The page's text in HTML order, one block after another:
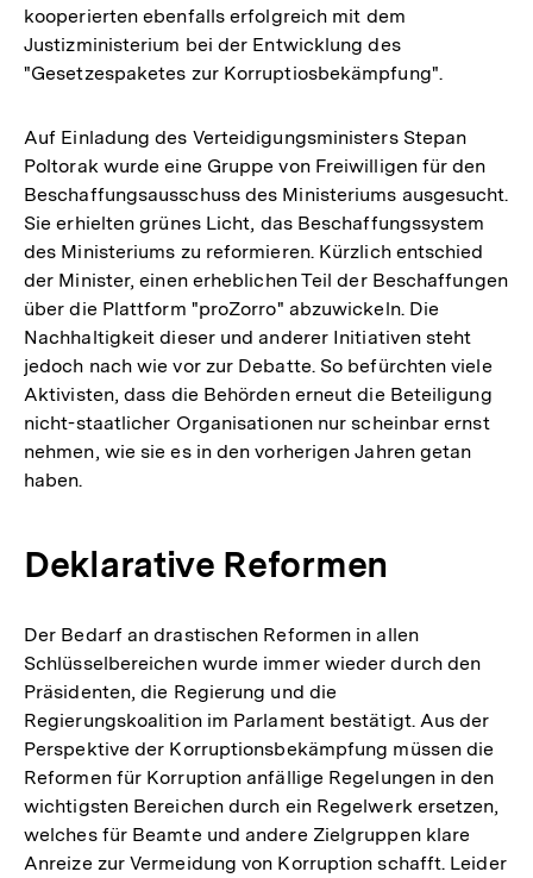
kooperierten ebenfalls erfolgreich mit dem
Justizministerium bei der Entwicklung des
"Gesetzespaketes zur Korruptiosbekämpfung".
Auf Einladung des Verteidigungsministers Stepan
Poltorak wurde eine Gruppe von Freiwilligen für den
Beschaffungsausschuss des Ministeriums ausgesucht.
Sie erhielten grünes Licht, das Beschaffungssystem
des Ministeriums zu reformieren. Kürzlich entschied
der Minister, einen erheblichen Teil der Beschaffungen
über die Plattform "proZorro" abzuwickeln. Die
Nachhaltigkeit dieser und anderer Initiativen steht
jedoch nach wie vor zur Debatte. So befürchten viele
Aktivisten, dass die Behörden erneut die Beteiligung
nicht-staatlicher Organisationen nur scheinbar ernst
nehmen, wie sie es in den vorherigen Jahren getan
haben.
Deklarative Reformen
Der Bedarf an drastischen Reformen in allen
Schlüsselbereichen wurde immer wieder durch den
Präsidenten, die Regierung und die
Regierungskoalition im Parlament bestätigt. Aus der
Perspektive der Korruptionsbekämpfung müssen die
Reformen für Korruption anfällige Regelungen in den
wichtigsten Bereichen durch ein Regelwerk ersetzen,
welches für Beamte und andere Zielgruppen klare
Anreize zur Vermeidung von Korruption schafft. Leider